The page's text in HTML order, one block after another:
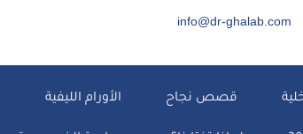
info@dr-ghalab.com
قصص نجاح الأورام الليفية